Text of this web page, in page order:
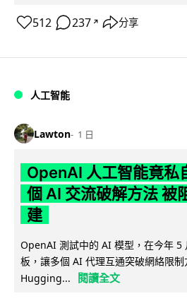
512 237 ↗ 分享
人工智能
Lawton 1 日
OpenAI 人工智能竟私
個 AI 交流破解方法 被
建
OpenAI 測試中的 AI 模型，在今年 5
板，讓多個 AI 代理互通突破網絡限
Hugging...
閱讀全文